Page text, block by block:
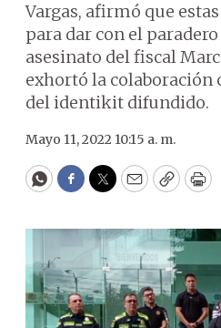
Vargas, afirmó que
para dar con el
asesinato del fiscal
exhortó la colaboración
del identikit difundido.
Mayo 11, 2022 10:15 a. m.
WhatsApp
Facebook
Twitter
EmailCopy